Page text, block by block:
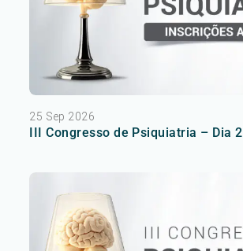
25 Sep 2026
III Congresso de Psiquiatria – Dia 2